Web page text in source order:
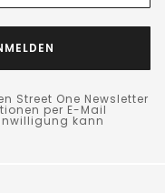
Street One Newsletter
per E-Mail
kann